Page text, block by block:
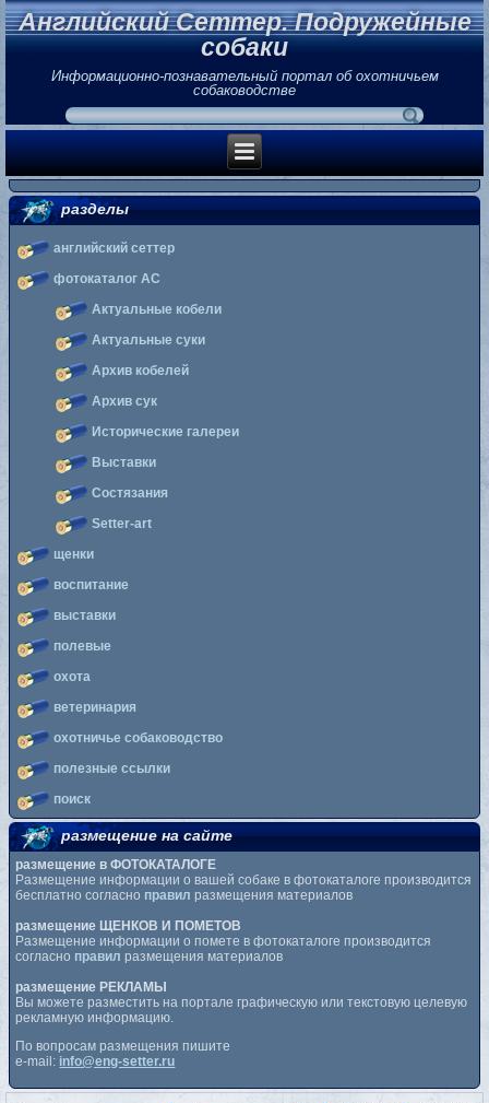
Английский Сеттер. Подружейные
собаки
Информационно-познавательный портал об охотничьем
собаководстве
разделы
английский сеттер
фотокаталог АС
Актуальные кобели
Актуальные суки
Архив кобелей
Архив сук
Исторические галереи
Выставки
Состязания
Setter-art
щенки
воспитание
выставки
полевые
охота
ветеринария
охотничье собаководство
полезные ссылки
поиск
размещение на сайте
размещение в ФОТОКАТАЛОГЕ
Размещение информации о вашей собаке в фотокаталоге производится
бесплатно согласно правил размещения материалов
размещение ЩЕНКОВ И ПОМЕТОВ
Размещение информации о помете в фотокаталоге производится
согласно правил размещения материалов
размещение РЕКЛАМЫ
Вы можете разместить на портале графическую или текстовую целевую
рекламную информацию.
По вопросам размещения пишите
e-mail: info@eng-setter.ru